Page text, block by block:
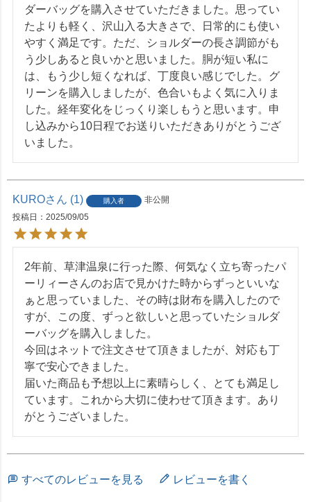
ダーバッグを購入させていただきました。思ってい
たよりも軽く、沢山入る大きさで、日常的にも使い
やすく満足です。ただ、ショルダーの長さ調節がも
う少しあると良いかと思いました。胴が短い私に
は、もう少し短くなれば、丁度良い感じでした。グ
リーンを購入しましたが、色合いもよく気に入りま
した。経年変化をじっくり楽しもうと思います。申
し込みから10日程でお送りいただきありがとうござ
いました。
KURO 1 購入者
非公開
投稿日
2025/09/05
2年前、草津温泉に行った際、何気なく立ち寄ったパ
ーリィーさんのお店で見かけた時からずっといいな
ぁと思っていました、その時は財布を購入したので
すが、この度、ずっと欲しいと思っていたショルダ
ーバッグを購入しました。
今回はネットで注文させて頂きましたが、対応も丁
寧で安心できました。
届いた商品も予想以上に素晴らしく、とても満足し
ています。これから大切に使わせて頂きます。あり
すべてのレビューを見る レビューを書く